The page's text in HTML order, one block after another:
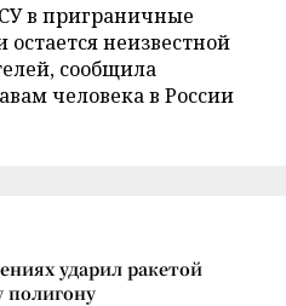
в приграничные
неизвестной
сообщила
человека в России
ударил ракетой
полигону